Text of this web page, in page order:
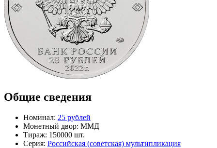
Общие сведения
Номинал: 25 рублей
Монетный двор: ММД
Тираж: 150000 шт.
Серия: Российская (советская) мультипликация